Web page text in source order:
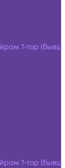
7-тор (бывш.
7-тор (бывш.